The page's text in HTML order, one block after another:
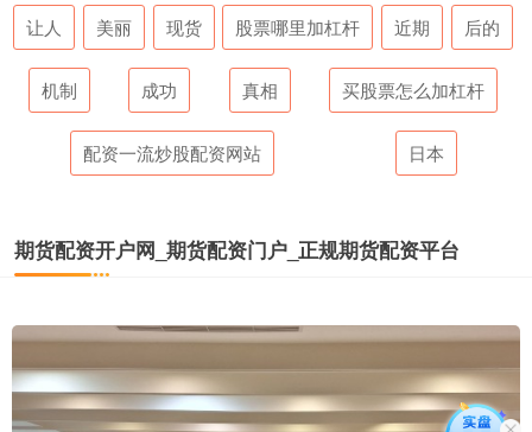
让人 美丽 现货 股票哪里加杠杆 近期 后的
机制 成功 真相 买股票怎么加杠杆
配资一流炒股配资网站 日本
期货配资开户网_期货配资门户_正规期货配资平台